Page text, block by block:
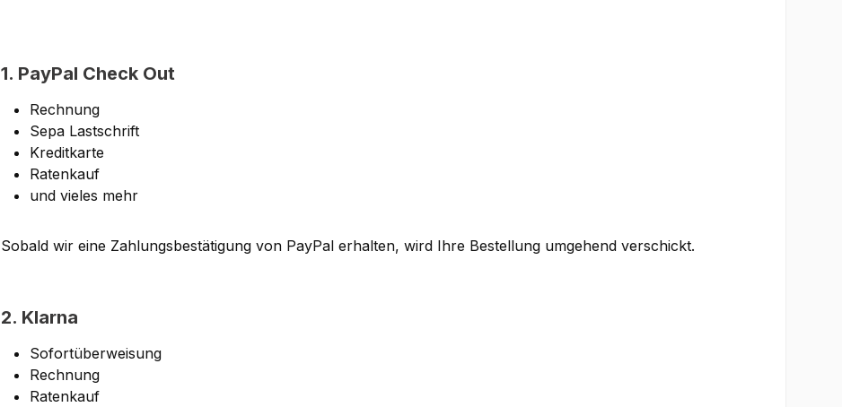
1. PayPal Check Out
Rechnung
Sepa Lastschrift
Kreditkarte
Ratenkauf
und vieles mehr
Sobald wir eine Zahlungsbestätigung von PayPal erhalten, wird Ihre Bestellung umgehend verschickt.
2. Klarna
Sofortüberweisung
Rechnung
Ratenkauf